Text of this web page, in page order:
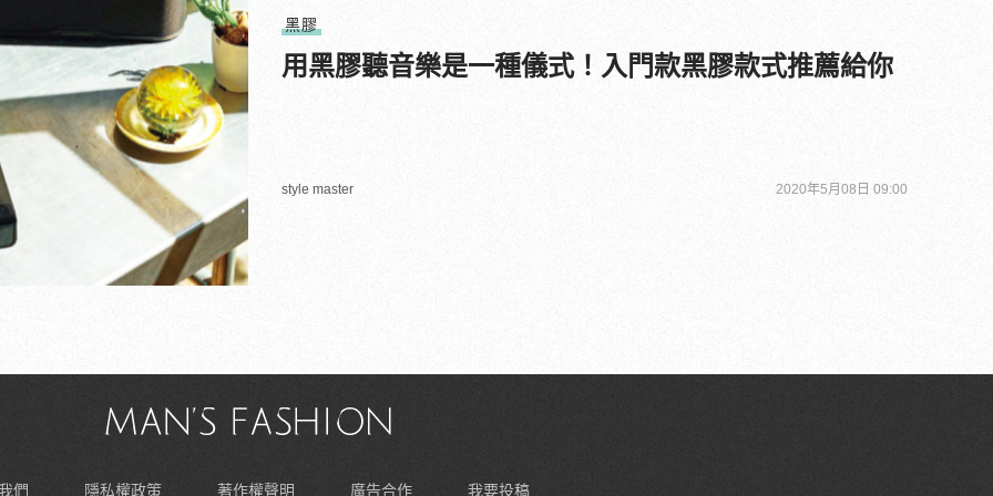
黑膠
用黑膠聽音樂是一種儀式！入門款黑膠款式推薦給你
style master 2020年5月08日 09:00
們 隱私權政策 著作權聲明 廣告合作 我要投稿